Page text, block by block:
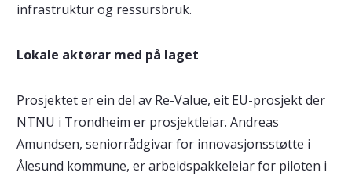
infrastruktur og ressursbruk.
Lokale aktørar med på laget
Prosjektet er ein del av Re-Value, eit EU-prosjekt der
NTNU i Trondheim er prosjektleiar. Andreas
Amundsen, seniorrådgivar for innovasjonsstøtte i
Ålesund kommune, er arbeidspakkeleiar for piloten i